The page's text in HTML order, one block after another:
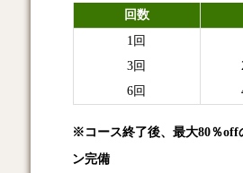
回数
1回
3回
6回
※コース終了後、最大80％off
ン完備